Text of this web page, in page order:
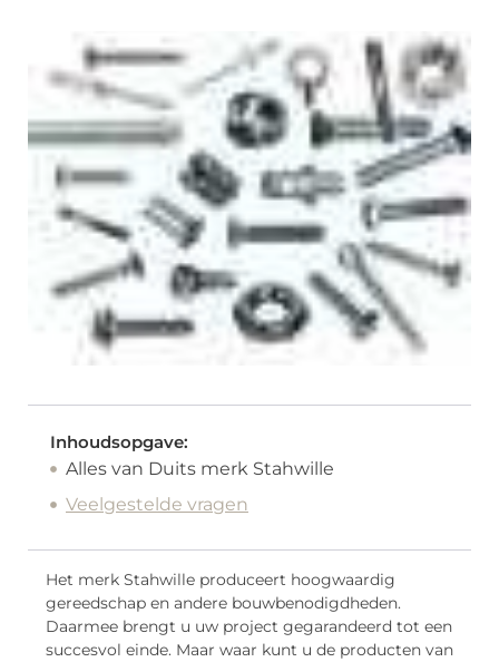
Inhoudsopgave:
Alles van Duits merk Stahwille
Veelgestelde vragen
Het merk Stahwille produceert hoogwaardig
gereedschap en andere bouwbenodigdheden.
Daarmee brengt u uw project gegarandeerd tot een
succesvol einde. Maar waar kunt u de producten van